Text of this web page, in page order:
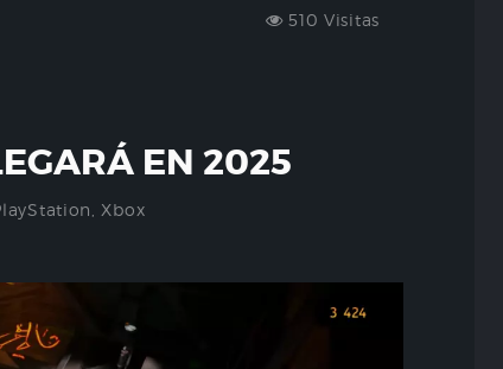
510 Visitas
EN 2025
Xbox